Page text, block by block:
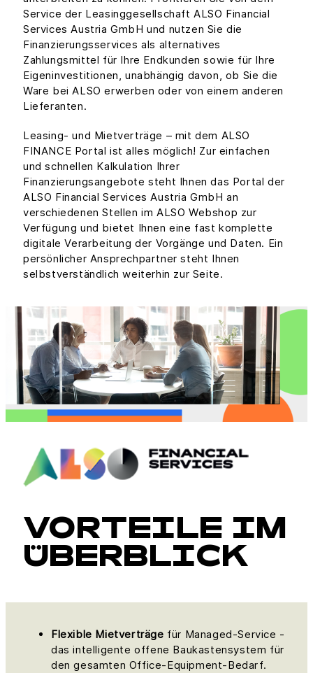
Service der Leasinggesellschaft ALSO Financial
Services Austria GmbH und nutzen Sie die
Finanzierungsservices als alternatives
Zahlungsmittel für Ihre Endkunden sowie für Ihre
Eigeninvestitionen, unabhängig davon, ob Sie die
Ware bei ALSO erwerben oder von einem anderen
Lieferanten.
Leasing- und Mietverträge – mit dem ALSO
FINANCE Portal ist alles möglich! Zur einfachen
und schnellen Kalkulation Ihrer
Finanzierungsangebote steht Ihnen das Portal der
ALSO Financial Services Austria GmbH an
verschiedenen Stellen im ALSO Webshop zur
Verfügung und bietet Ihnen eine fast komplette
digitale Verarbeitung der Vorgänge und Daten. Ein
persönlicher Ansprechpartner steht Ihnen
selbstverständlich weiterhin zur Seite.
VORTEILE IM
ÜBERBLICK
Flexible Mietverträge für Managed-Service -
das intelligente offene Baukastensystem für
den gesamten Office-Equipment-Bedarf.